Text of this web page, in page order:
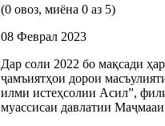
(0 овоз, миёна 0 аз 5)
08 Феврал 2023
Дар соли 2022 бо мақсади
ҷамъиятҳои дорои
илми истеҳсолии Асил”,
муассисаи давлатии